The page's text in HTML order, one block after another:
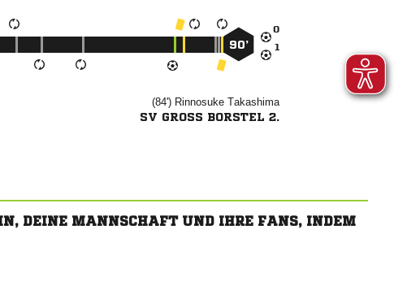


90’
(84')  
SV GROSS BORSTEL 2.
DEINE MANNSCHAFT UND IHRE FANS, INDEM